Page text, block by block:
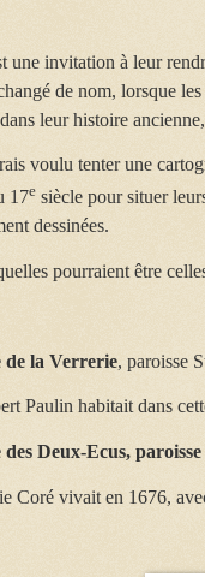
une invitation à leur
de nom, lorsque
leur histoire
voulu tenter une
17e siècle pour situer
dessinées.
pourraient être
de la Verrerie, paroisse
Paulin habitait dans
des Deux-Ecus,
Coré vivait en 1676,